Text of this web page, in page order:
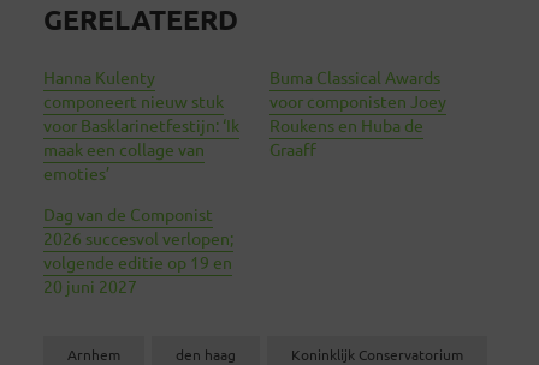
GERELATEERD
Hanna Kulenty
componeert nieuw stuk
voor Basklarinetfestijn: ‘Ik
maak een collage van
emoties’
Buma Classical Awards
voor componisten Joey
Roukens en Huba de
Graaff
Dag van de Componist
2026 succesvol verlopen;
volgende editie op 19 en
20 juni 2027
Arnhem den haag Koninklijk Conservatorium